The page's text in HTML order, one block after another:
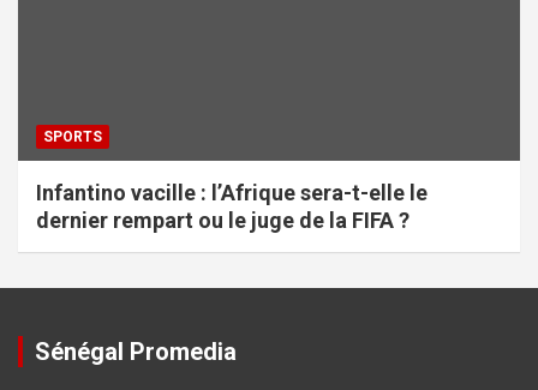
SPORTS
Infantino vacille : l’Afrique sera-t-elle le
dernier rempart ou le juge de la FIFA ?
Sénégal Promedia